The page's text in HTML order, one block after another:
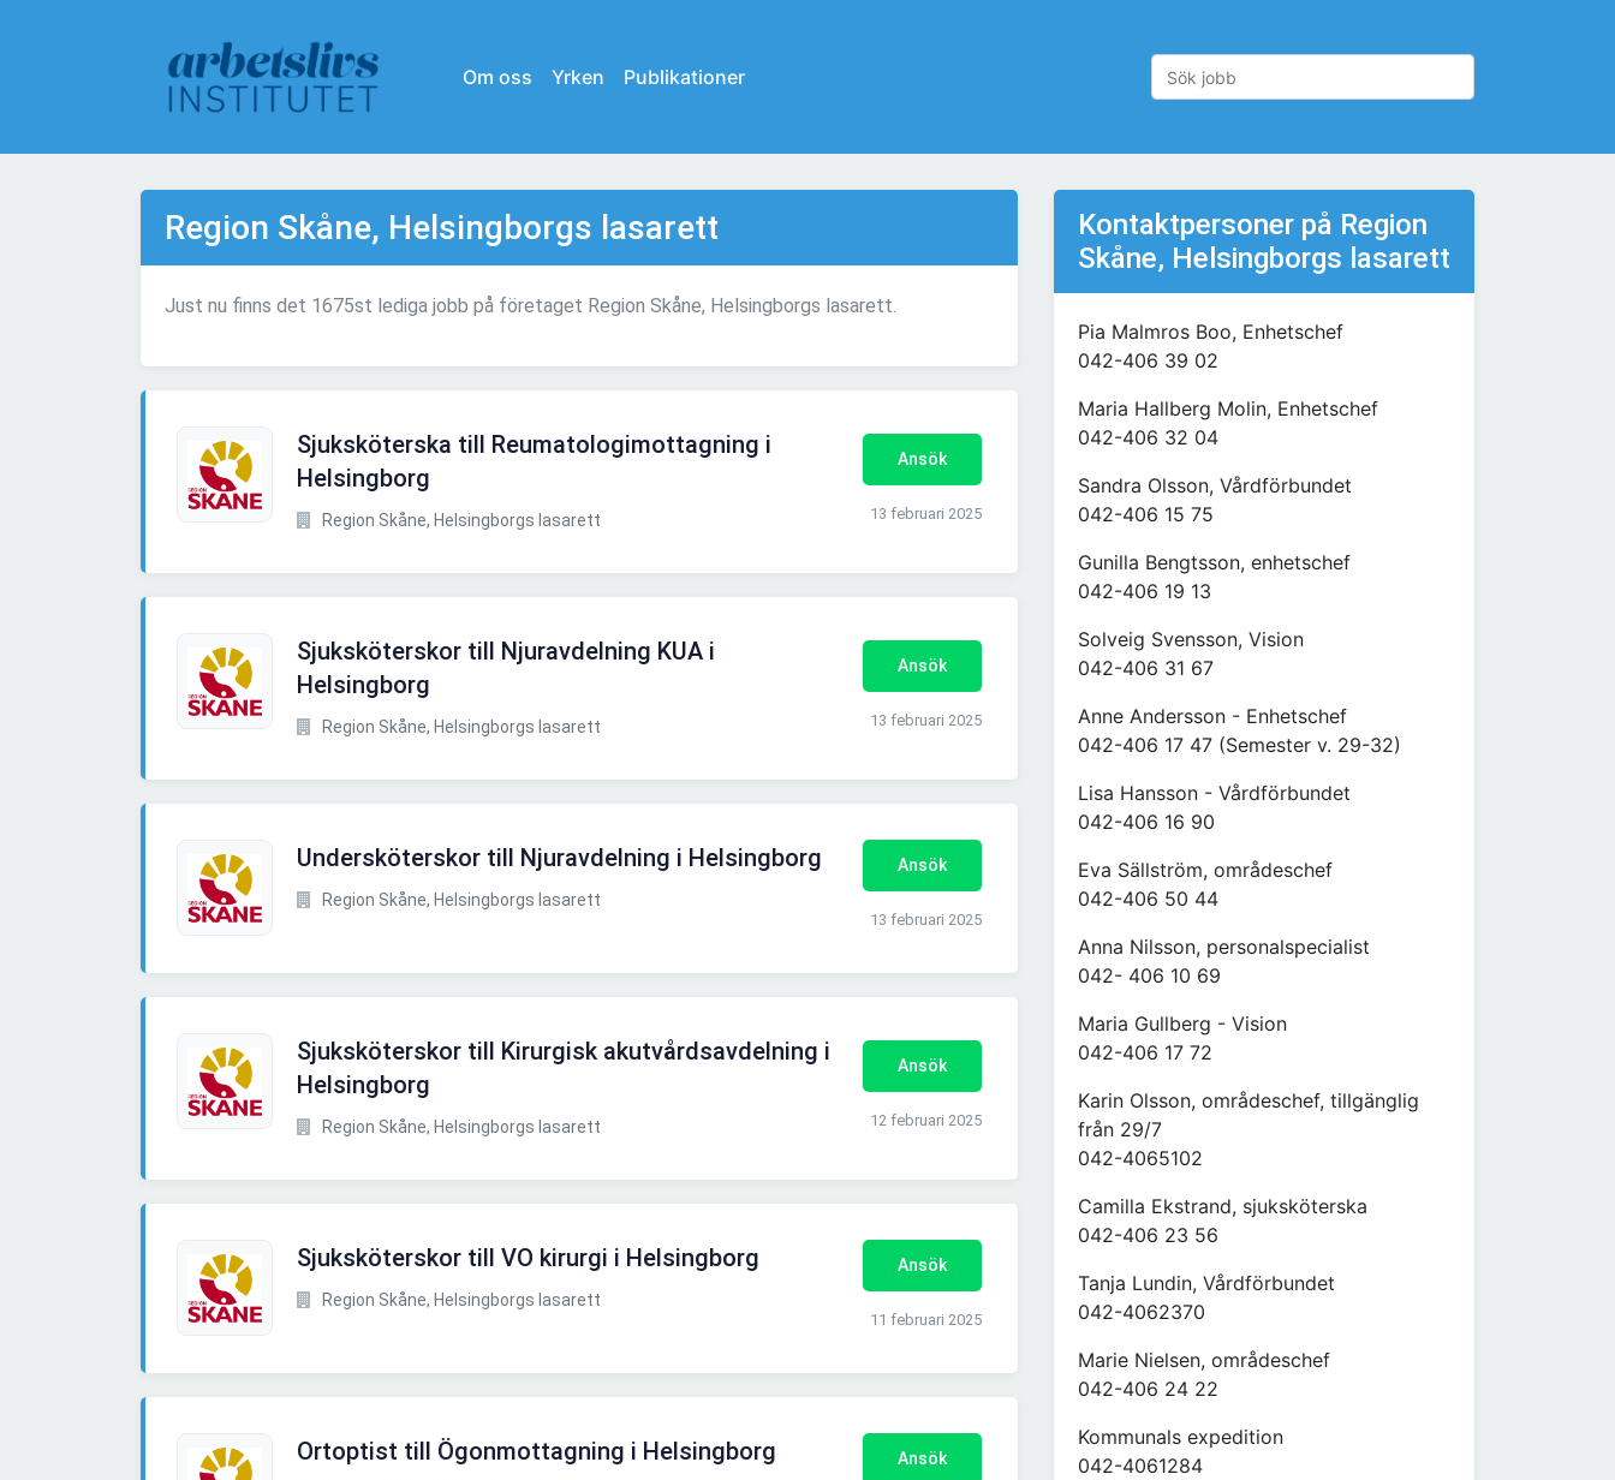
Om oss Yrken Publikationer
Region Skåne, Helsingborgs lasarett
Just nu finns det 1675st lediga jobb på företaget Region Skåne, Helsingborgs lasarett.
Sjuksköterska till Reumatologimottagning i
Helsingborg
Region Skåne, Helsingborgs lasarett
Ansök
13 februari 2025
Sjuksköterskor till Njuravdelning KUA i
Helsingborg
Region Skåne, Helsingborgs lasarett
Ansök
13 februari 2025
Undersköterskor till Njuravdelning i Helsingborg
Region Skåne, Helsingborgs lasarett
Ansök
13 februari 2025
Sjuksköterskor till Kirurgisk akutvårdsavdelning i
Helsingborg
Region Skåne, Helsingborgs lasarett
Ansök
12 februari 2025
Sjuksköterskor till VO kirurgi i Helsingborg
Region Skåne, Helsingborgs lasarett
Ansök
11 februari 2025
Ortoptist till Ögonmottagning i Helsingborg Ansök
Kontaktpersoner på Region
Skåne, Helsingborgs lasarett
Pia Malmros Boo, Enhetschef
042-406 39 02
Maria Hallberg Molin, Enhetschef
042-406 32 04
Sandra Olsson, Vårdförbundet
042-406 15 75
Gunilla Bengtsson, enhetschef
042-406 19 13
Solveig Svensson, Vision
042-406 31 67
Anne Andersson - Enhetschef
042-406 17 47 (Semester v. 29-32)
Lisa Hansson - Vårdförbundet
042-406 16 90
Eva Sällström, områdeschef
042-406 50 44
Anna Nilsson, personalspecialist
042- 406 10 69
Maria Gullberg - Vision
042-406 17 72
Karin Olsson, områdeschef, tillgänglig
från 29/7
042-4065102
Camilla Ekstrand, sjuksköterska
042-406 23 56
Tanja Lundin, Vårdförbundet
042-4062370
Marie Nielsen, områdeschef
042-406 24 22
Kommunals expedition
042-4061284